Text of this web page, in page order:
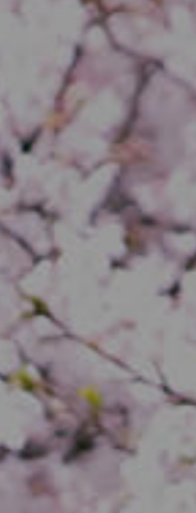
占い師紹介
口コミ
おすすめ
料金・システム
ブログ
占い教室